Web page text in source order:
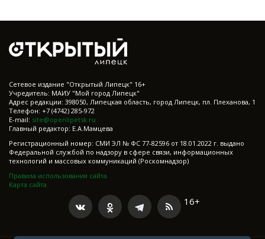
Cетевое издание "Открытый Липецк" 16+
Учредитель: МАИУ "Мой город Липецк"
Адрес редакции: 398050, Липецкая область, город Липецк, пл. Плеханова, 1
Телефон: +7 (4742) 285-972
E-mail: site@openlipetsk.ru
Главный редактор: Е.А.Мамцева
Регистрационный номер: СМИ ЭЛ № ФС 77-82596 от 18.01.2022 г. выдано
Федеральной службой по надзору в сфере связи, информационных
технологий и массовых коммуникаций (Роскомнадзор)
Правила использования сайта
Карта сайта
16+